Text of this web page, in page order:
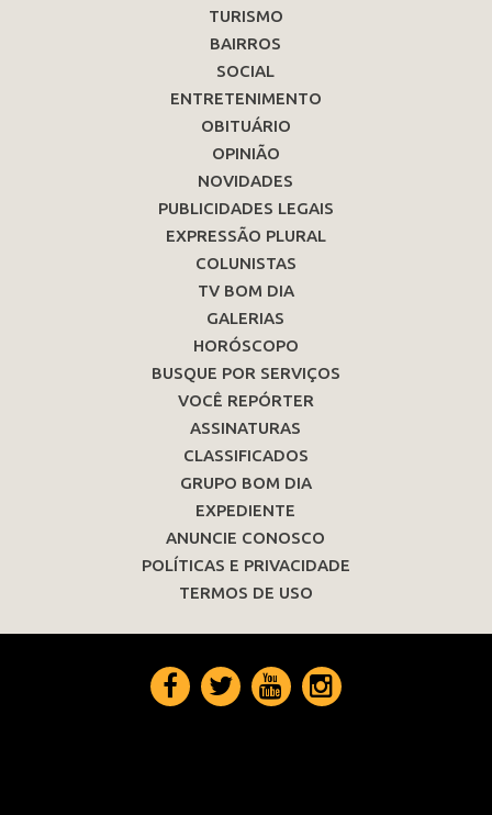
TURISMO
BAIRROS
SOCIAL
ENTRETENIMENTO
OBITUÁRIO
OPINIÃO
NOVIDADES
PUBLICIDADES LEGAIS
EXPRESSÃO PLURAL
COLUNISTAS
TV BOM DIA
GALERIAS
HORÓSCOPO
BUSQUE POR SERVIÇOS
VOCÊ REPÓRTER
ASSINATURAS
CLASSIFICADOS
GRUPO BOM DIA
EXPEDIENTE
ANUNCIE CONOSCO
POLÍTICAS E PRIVACIDADE
TERMOS DE USO